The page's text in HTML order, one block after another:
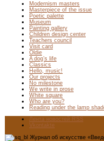
Modernism masters
Masterpiece of the issue
Poetic palette
Museum
Painting gallery
Children design center
Teachers council
Visit card
Oldie
A dog’s life
Classics
Hello, music!
Our projects
No milestone
We write in prose
White square
Who are you?
Reading under the lamp
Лента новостей RSS
Vkontakte
Журнал об искусстве